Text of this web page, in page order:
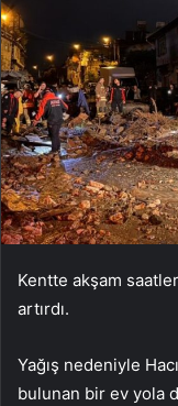
Kentte akşam
artırdı.
Yağış nedeniyle
bulunan bir ev yola